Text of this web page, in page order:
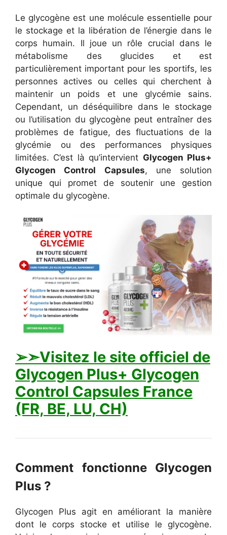
Le glycogène est une molécule essentielle pour
le stockage et la libération de l’énergie dans le
corps humain. Il joue un rôle crucial dans le
métabolisme des glucides et est
particulièrement important pour les sportifs, les
personnes actives ou celles qui cherchent à
maintenir un poids et une glycémie sains.
Cependant, un déséquilibre dans le stockage
ou l’utilisation du glycogène peut entraîner des
problèmes de fatigue, des fluctuations de la
glycémie ou des performances physiques
limitées. C’est là qu’intervient Glycogen Plus+
Glycogen Control Capsules, une solution
unique qui promet de soutenir une gestion
optimale du glycogène.
➢➣Visitez le site officiel de
Glycogen Plus+ Glycogen
Control Capsules France
(FR, BE, LU, CH)
Comment fonctionne Glycogen
Plus ?
Glycogen Plus agit en améliorant la manière
dont le corps stocke et utilise le glycogène.